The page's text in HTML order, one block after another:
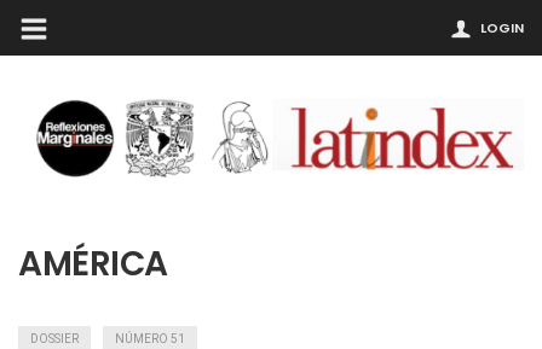
LOGIN
AMÉRICA
DOSSIER NÚMERO 51